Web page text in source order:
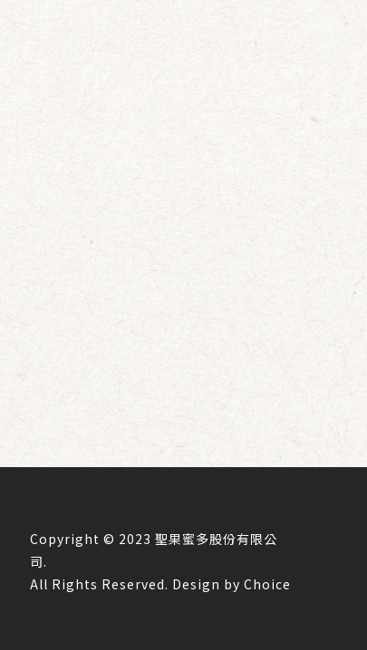
Copyright © 2023 聖果蜜多股份有限公
司.
All Rights Reserved. Design by Choice